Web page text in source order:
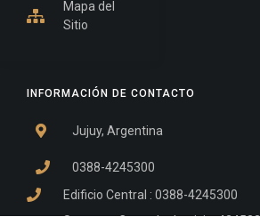
INFORMACIÓN DE CONTACTO
Jujuy, Argentina
0388-4245300
Edificio Central : 0388-4245300
Mapa del
Sitio